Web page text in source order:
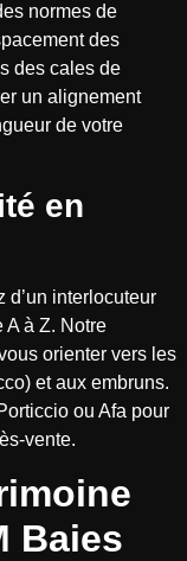
normes de
des
des cales de
un alignement
de votre
en
d’un interlocuteur
A à Z. Notre
orienter vers les
et aux embruns.
ou Afa pour
vente.
Baies